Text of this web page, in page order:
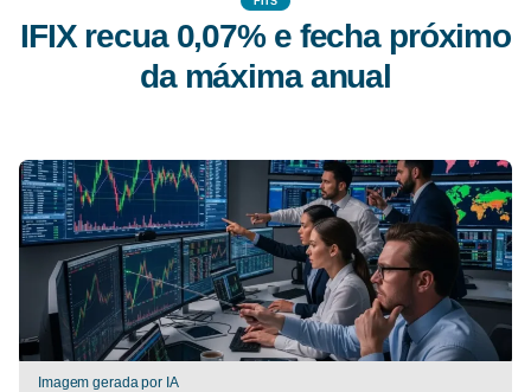
IFIX recua 0,07% e fecha próximo
da máxima anual
Imagem gerada por IA